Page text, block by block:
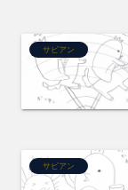
サビアン
サビアン